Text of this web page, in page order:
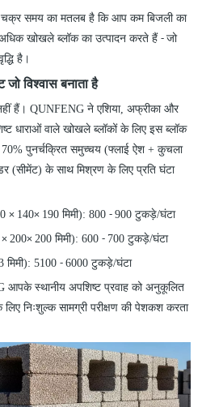
समय का मतलब है कि आप कम बिजली का
खोखले ब्लॉक का उत्पादन करते हैं - जो
है।
विश्वास बनाता है
हैं। QUNFENG ने एशिया, अफ्रीका और
धाराओं वाले खोखले ब्लॉकों के लिए इस ब्लॉक
70% पुनर्चक्रित समुच्चय (फ्लाई ऐश + कुचला
(सीमेंट) के साथ मिश्रण के लिए प्रति घंटा
× 140× 190 मिमी): 800 - 900 टुकड़े/घंटा
× 200× 200 मिमी): 600 - 700 टुकड़े/घंटा
मिमी): 5100 - 6000 टुकड़े/घंटा
स्थानीय अपशिष्ट प्रवाह को अनुकूलित
निःशुल्क सामग्री परीक्षण की पेशकश करता